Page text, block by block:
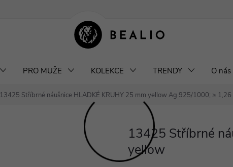
PRO MUŽE KOLEKCE TRENDY O nás
13425 Stříbrné náušnice HLADKÉ KRUHY 25 mm yellowAg 925/1000; ≥ 1,26
13425 Stříbrné
yellow